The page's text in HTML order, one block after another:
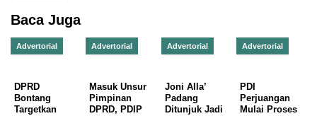
Baca Juga
Advertorial
DPRD
Bontang
Targetkan
Advertorial
Masuk Unsur
Pimpinan
DPRD, PDIP
Advertorial
Joni Alla’
Padang
Ditunjuk Jadi
Advertorial
PDI
Perjuangan
Mulai Proses